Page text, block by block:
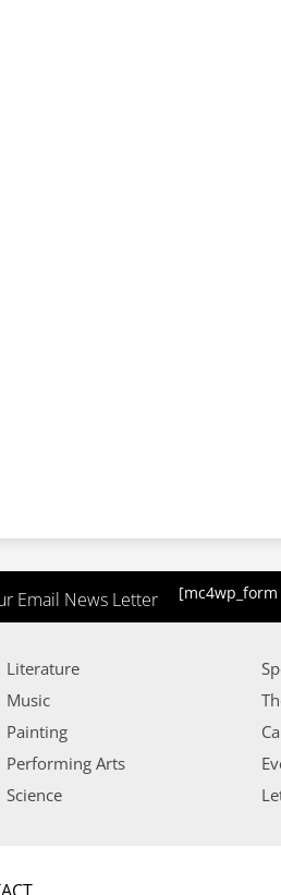
Email News Letter
Literature
Music
Painting
Performing Arts
Science